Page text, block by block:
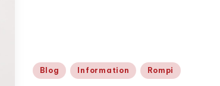
Posted
Blog Information Rompi